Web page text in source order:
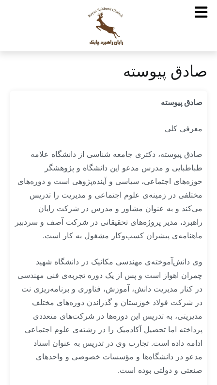
صادق پیوسته
صادق پیوسته
معرفی کلی
صادق پیوسته، دکتری جامعه ­شناسی از دانشگاه علامه
طباطبایی و مدرس مدعو این دانشگاه و پژوهشگر
حوزه‌های اجتماعی، سیاسی و آینده‌پژوهی است و دوره‌های
مختلفی در زمینه‌ی علوم اجتماعی و مدیریت را تدریس
می‌کند و به عنوان مشاور و مدرس در شرکت رایان
راهبرد، مدیر پروژه‌های تحقیقاتی در شرکت آصف و سردبیر
ماهنامه‌ی پیشران کسب‌وکار مشغول به کار است.
وی دانش‌آموخته‌ی مهندسی مکانیک در دانشگاه شهید
چمران اهواز است و پس از یک دوره تجربه‌ی فنی مهندسی
در کنار مدیریت دانش، آموزش، فناوری و برنامه‌ریزی نت
در شرکت فولاد خوزستان و گذراندن دوره‌های مختلف
مدیریتی، به تدریس این دوره‌ها در شرکت‌های متعددی
پرداخته اما تحصیل آکادمیک را در رشته‌ی علوم اجتماعی
ادامه داده است. تجارب وی در تدریس به عنوان استاد
مدعو در دانشگاه‌‌ها و مؤسسات خصوصی و واحدهای
صنعتی و دولتی بوده است.